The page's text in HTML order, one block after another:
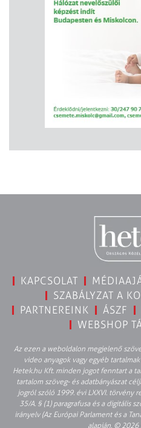
KAPCSOLAT
SZABÁLYZAT A
PARTNEREINK
ÁSZF
WEBSHOP
Az ezen a weboldalon megjelenő
video anyagok vagy egyéb
Hetek.hu Kft. minden jogot fenntart a
tartalom szöveg- és adatbányászat
jogról szóló 1999. évi LXXVI. törvény
35/A. § (1) paragrafusa és a digitális
irányelv (Az Európai Parlament és a
alapján. © 2026